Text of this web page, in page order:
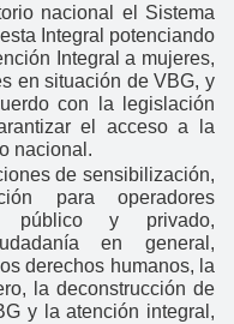
nacional el Sistema
Integral potenciando
Integral a mujeres,
en situación de VBG, y
con la legislación
el acceso a la
nacional.
de sensibilización,
para operadores
público y privado,
en general,
derechos humanos, la
la deconstrucción de
y la atención integral,